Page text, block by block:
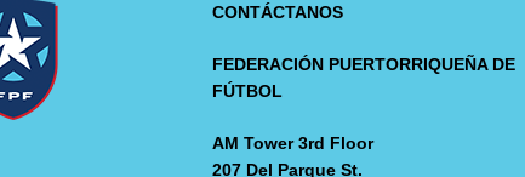
CONTÁCTANOS
FEDERACIÓN PUERTORRIQUEÑA DE
FÚTBOL
AM Tower 3rd Floor
207 Del Parque St.